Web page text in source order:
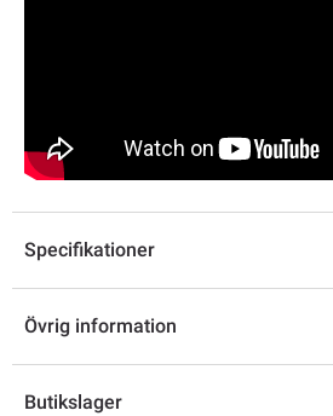
Specifikationer
Övrig information
Butikslager